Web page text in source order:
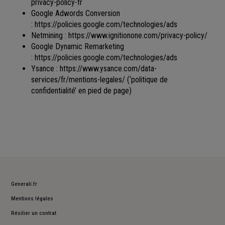
privacy-policy-fr
Google Adwords Conversion
: https://policies.google.com/technologies/ads
Netmining : https://www.ignitionone.com/privacy-policy/
Google Dynamic Remarketing
: https://policies.google.com/technologies/ads
Ysance : https://www.ysance.com/data-
services/fr/mentions-legales/ (‘politique de
confidentialité’ en pied de page)
Generali.fr
Mentions légales
Résilier un contrat